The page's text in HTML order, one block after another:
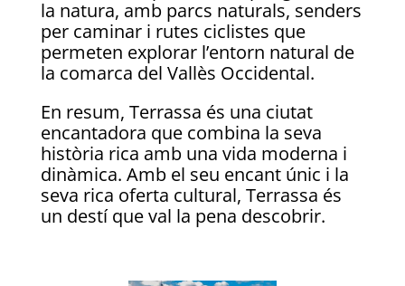
la natura, amb parcs naturals, senders
per caminar i rutes ciclistes que
permeten explorar l’entorn natural de
la comarca del Vallès Occidental.
En resum, Terrassa és una ciutat
encantadora que combina la seva
història rica amb una vida moderna i
dinàmica. Amb el seu encant únic i la
seva rica oferta cultural, Terrassa és
un destí que val la pena descobrir.